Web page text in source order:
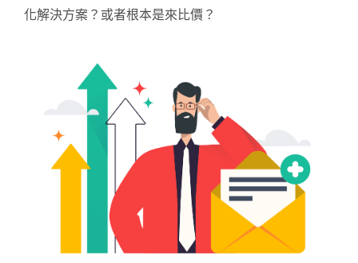
化解決方案？或者根本是來比價？